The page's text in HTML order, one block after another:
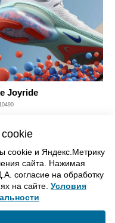
Joyride
cookie и Яндекс.Метрику
сайта. Нажимая
согласие на обработку
на сайте. Условия